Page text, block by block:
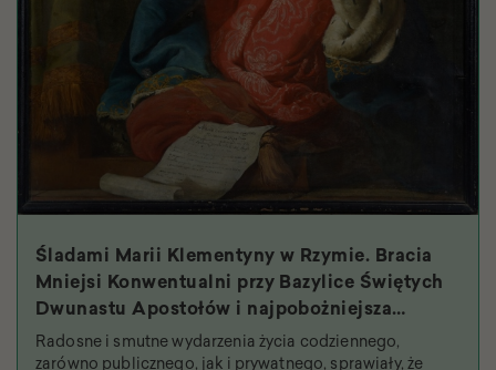
Śladami Marii Klementyny w Rzymie. Bracia
Mniejsi Konwentualni przy Bazylice Świętych
Dwunastu Apostołów i najpobożniejsza
królowa
Radosne i smutne wydarzenia życia codziennego,
zarówno publicznego, jak i prywatnego, sprawiały, że